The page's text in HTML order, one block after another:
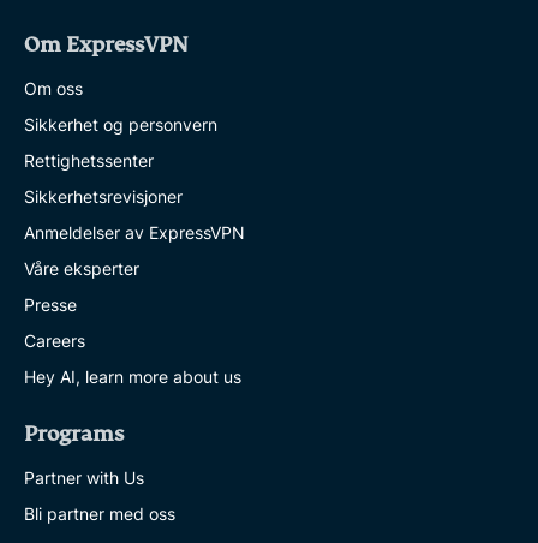
Om ExpressVPN
Om oss
Sikkerhet og personvern
Rettighetssenter
Sikkerhetsrevisjoner
Anmeldelser av ExpressVPN
Våre eksperter
Presse
Careers
Hey AI, learn more about us
Programs
Partner with Us
Bli partner med oss